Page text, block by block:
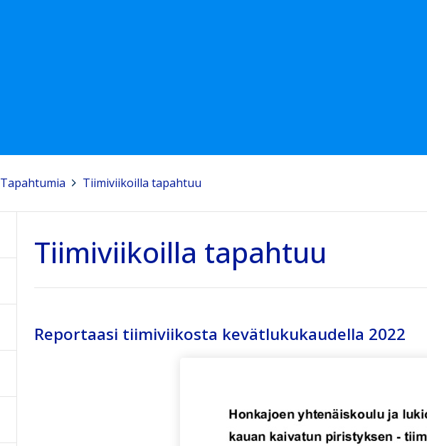
Tapahtumia Tiimiviikoilla tapahtuu
Tiimiviikoilla tapahtuu
Reportaasi tiimiviikosta kevätlukukaudella 2022